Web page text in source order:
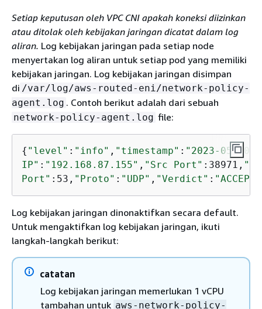
Setiap keputusan oleh VPC CNI apakah koneksi diizinkan
atau ditolak oleh kebijakan jaringan dicatat dalam log
aliran. Log kebijakan jaringan pada setiap node
menyertakan log aliran untuk setiap pod yang memiliki
kebijakan jaringan. Log kebijakan jaringan disimpan
di /var/log/aws-routed-eni/network-policy-
agent.log . Contoh berikut adalah dari sebuah
network-policy-agent.log file:
{ "level" : "info" , "timestamp" : "2023-05-
IP" : "192.168.87.155" , "Src Port" :38971,
Port" :53, "Proto" : "UDP" , "Verdict" : "ACCEPT"
Log kebijakan jaringan dinonaktifkan secara default.
Untuk mengaktifkan log kebijakan jaringan, ikuti
langkah-langkah berikut:
catatan
Log kebijakan jaringan memerlukan 1 vCPU
tambahan untuk aws-network-policy-